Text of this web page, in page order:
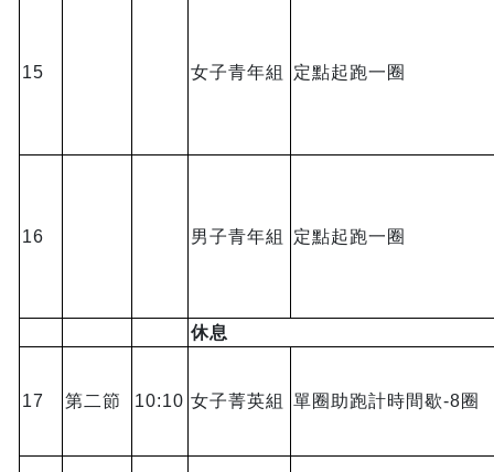
15 女子青年組 定點起跑一圈
16 男子青年組 定點起跑一圈
休息
17 第二節 10:10 女子菁英組 單圈助跑計時間歇-8圈